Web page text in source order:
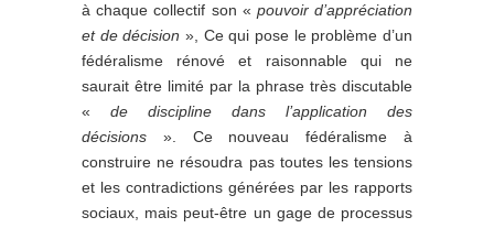
à chaque collectif son « pouvoir d’appréciation
et de décision », Ce qui pose le problème d’un
fédéralisme rénové et raisonnable qui ne
saurait être limité par la phrase très discutable
« de discipline dans l’application des
décisions ». Ce nouveau fédéralisme à
construire ne résoudra pas toutes les tensions
et les contradictions générées par les rapports
sociaux, mais peut-être un gage de processus